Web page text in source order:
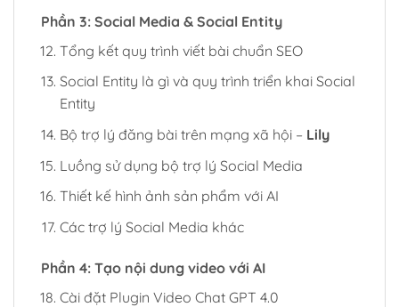
Phần 3: Social Media & Social Entity
Tổng kết quy trình viết bài chuẩn SEO
Social Entity là gì và quy trình triển khai Social
Entity
Bộ trợ lý đăng bài trên mạng xã hội – Lily
Luồng sử dụng bộ trợ lý Social Media
Thiết kế hình ảnh sản phẩm với AI
Các trợ lý Social Media khác
Phần 4: Tạo nội dung video với AI
Cài đặt Plugin Video Chat GPT 4.0